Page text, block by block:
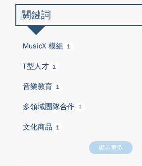
關鍵詞
MusicX 模組 1
T型人才 1
⾳樂教育 1
多領域團隊合作 1
文化商品 1
顯示更多